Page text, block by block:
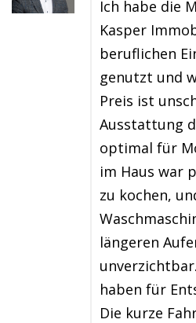
Ich habe die
Kasper
beruflichen
genutzt und
Preis ist
Ausstattung
optimal für
im Haus war
zu kochen,
längeren
haben für
Die kurze